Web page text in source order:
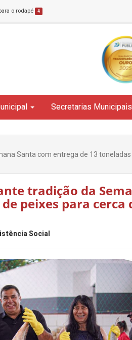
o rodapé 4
Secretarias Municipais
Santa com entrega de 13 toneladas
tradição da
peixes para cerca
Social